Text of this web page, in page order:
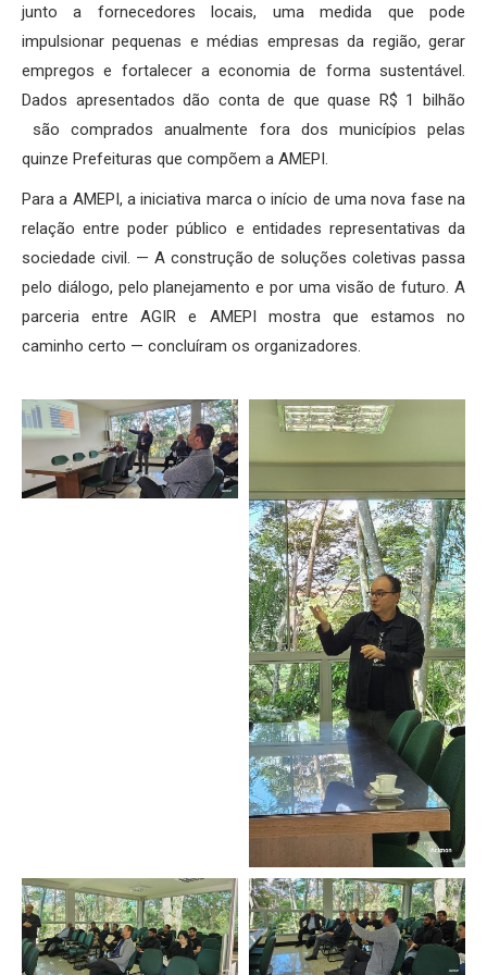
junto a fornecedores locais, uma medida que pode
impulsionar pequenas e médias empresas da região, gerar
empregos e fortalecer a economia de forma sustentável.
Dados apresentados dão conta de que quase R$ 1 bilhão
são comprados anualmente fora dos municípios pelas
quinze Prefeituras que compõem a AMEPI.
Para a AMEPI, a iniciativa marca o início de uma nova fase na
relação entre poder público e entidades representativas da
sociedade civil. — A construção de soluções coletivas passa
pelo diálogo, pelo planejamento e por uma visão de futuro. A
parceria entre AGIR e AMEPI mostra que estamos no
caminho certo — concluíram os organizadores.